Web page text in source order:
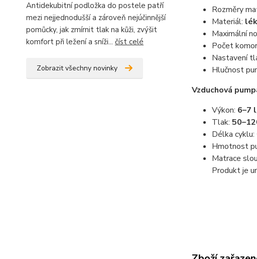
Antidekubitní podložka do postele patří
mezi nejjednodušší a zároveň nejúčinnější
pomůcky, jak zmírnit tlak na kůži, zvýšit
komfort při ležení a sníži... číst celé
Zobrazit všechny novinky
Rozměry
Materiál:
Maximální
Počet
Nastavení
Hlučnost
Vzduchová
Výkon: 6–7
Tlak:
Délka cyklu:
Hmotnost
Matrace
Produkt je